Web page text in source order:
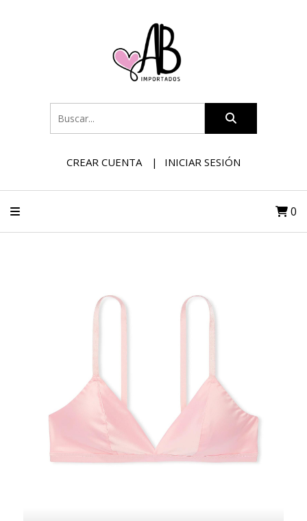
CREAR CUENTA INICIAR SESIÓN
0